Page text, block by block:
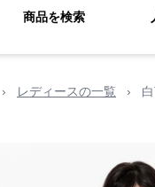
商品を検索
› レディースの一覧 ›